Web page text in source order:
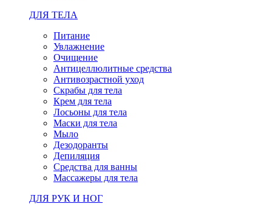
ДЛЯ ТЕЛА
Питание
Увлажнение
Очищение
Антицеллюлитные средства
Антивозрастной уход
Скрабы для тела
Крем для тела
Лосьоны для тела
Маски для тела
Мыло
Дезодоранты
Депиляция
Средства для ванны
Массажеры для тела
ДЛЯ РУК И НОГ